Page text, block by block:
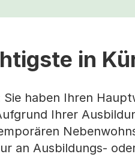
in
haben Ihren
Ihrer
an Ausbildungs-